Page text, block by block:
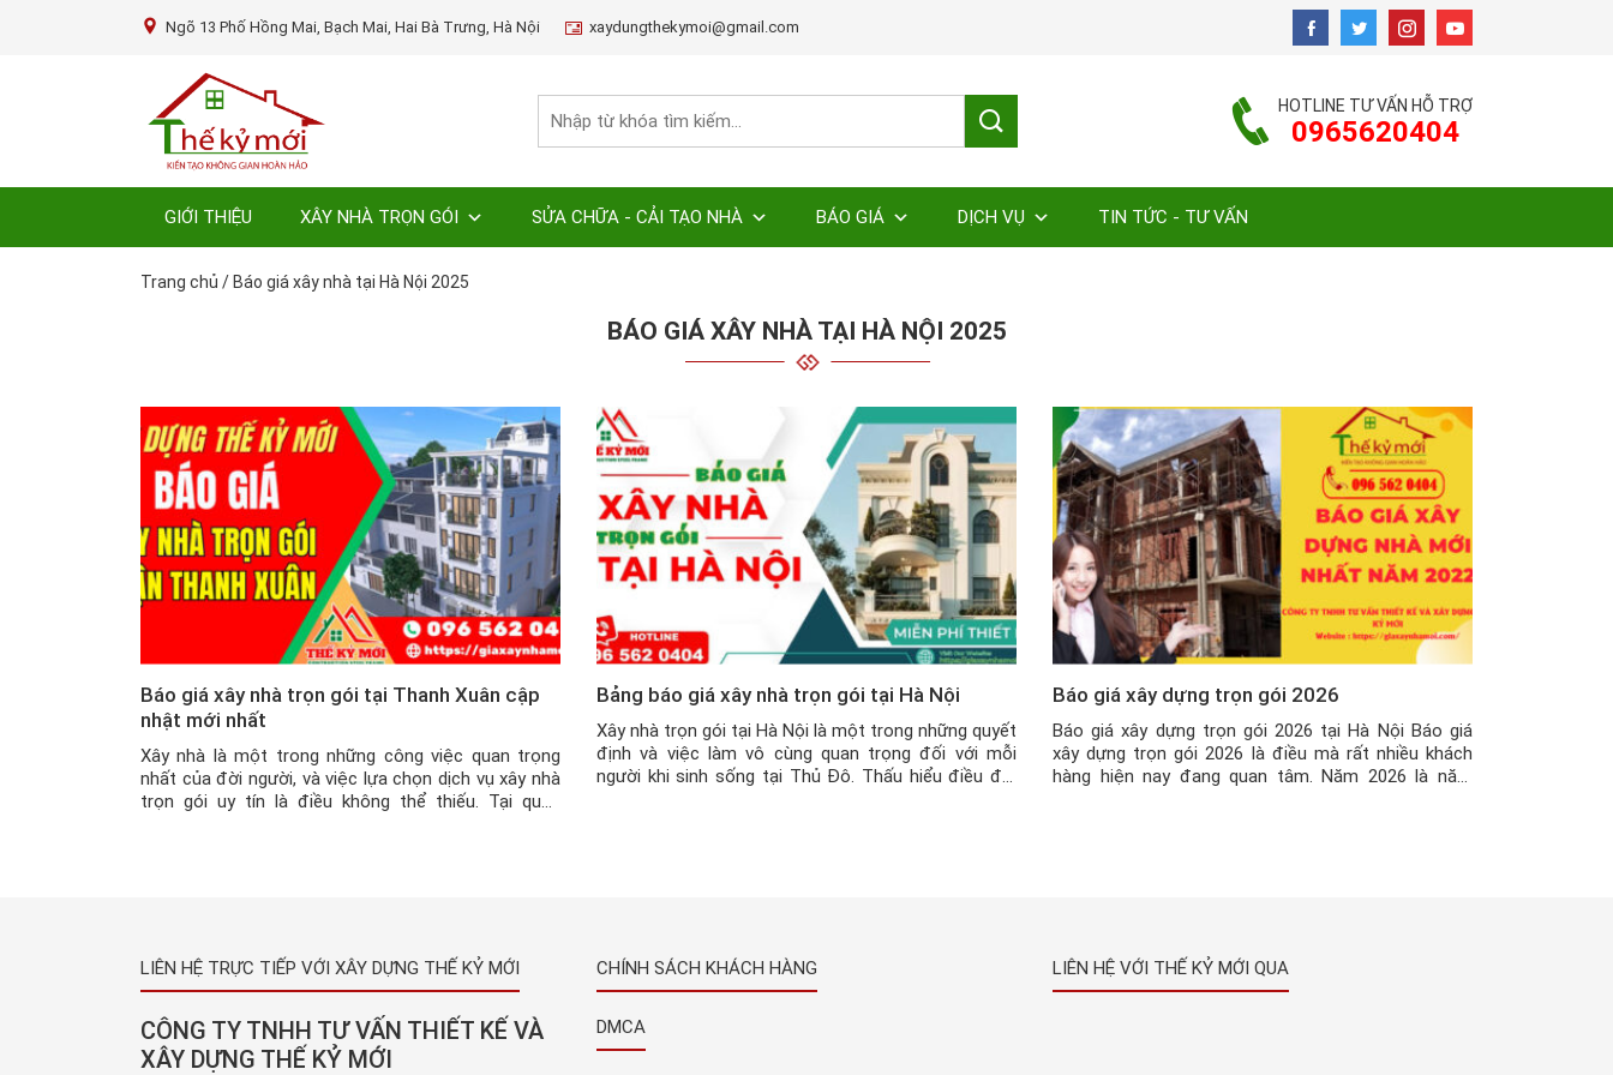
Ngõ 13 Phố Hồng Mai, Bạch Mai, Hai Bà Trưng, Hà Nội xaydungthekymoi@gmail.com
HOTLINE TƯ VẤN HỖ TRỢ
0965620404
GIỚI THIỆU XÂY NHÀ TRỌN GÓI SỬA CHỮA - CẢI TẠO NHÀ BÁO GIÁ DỊCH VỤ TIN TỨC - TƯ VẤN
Trang chủ / Báo giá xây nhà tại Hà Nội 2025
BÁO GIÁ XÂY NHÀ TẠI HÀ NỘI 2025
Báo giá xây nhà trọn gói tại Thanh Xuân cập
nhật mới nhất
Xây nhà là một trong những công việc quan trọng
nhất của đời người, và việc lựa chọn dịch vụ xây nhà
trọn gói uy tín là điều không thể thiếu. Tại quận
Bảng báo giá xây nhà trọn gói tại Hà Nội
Xây nhà trọn gói tại Hà Nội là một trong những quyết
định và việc làm vô cùng quan trọng đối với mỗi
người khi sinh sống tại Thủ Đô. Thấu hiểu điều đó,
Báo giá xây dựng trọn gói 2026
Báo giá xây dựng trọn gói 2026 tại Hà Nội Báo giá
xây dựng trọn gói 2026 là điều mà rất nhiều khách
hàng hiện nay đang quan tâm. Năm 2026 là năm
LIÊN HỆ TRỰC TIẾP VỚI XÂY DỰNG THẾ KỶ MỚI
CÔNG TY TNHH TƯ VẤN THIẾT KẾ VÀ
XÂY DỰNG THẾ KỶ MỚI
CHÍNH SÁCH KHÁCH HÀNG
DMCA
LIÊN HỆ VỚI THẾ KỶ MỚI QUA